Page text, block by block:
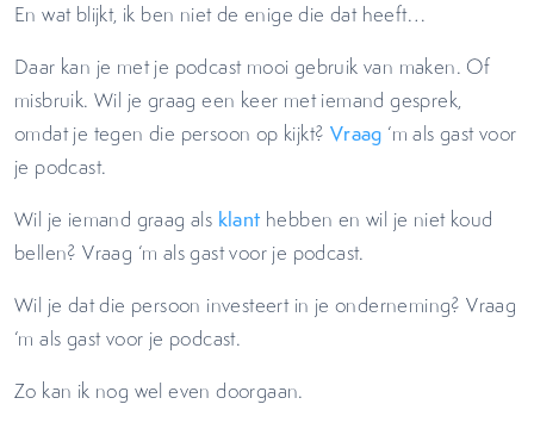
En wat blijkt, ik ben niet de enige die dat heeft…
Daar kan je met je podcast mooi gebruik van maken. Of
misbruik. Wil je graag een keer met iemand gesprek,
omdat je tegen die persoon op kijkt? Vraag ‘m als gast voor
je podcast.
Wil je iemand graag als klant hebben en wil je niet koud
bellen? Vraag ‘m als gast voor je podcast.
Wil je dat die persoon investeert in je onderneming? Vraag
‘m als gast voor je podcast.
Zo kan ik nog wel even doorgaan.